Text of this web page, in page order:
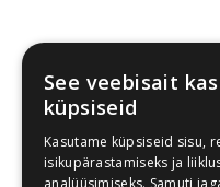
See veebisait
küpsiseid
Kasutame küpsiseid sisu,
isikupärastamiseks ja
analüüsimiseks. Samuti